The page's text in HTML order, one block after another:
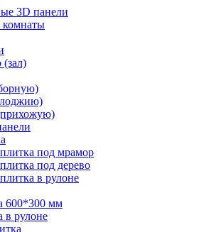
3D панели
комнаты
под мрамор
под дерево
в рулоне
600*300 мм
в рулоне